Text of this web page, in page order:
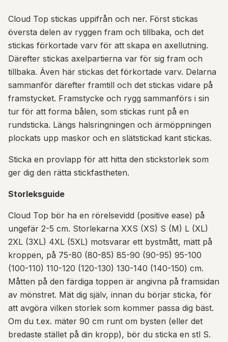
Cloud Top stickas uppifrån och ner. Först stickas
översta delen av ryggen fram och tillbaka, och det
stickas förkortade varv för att skapa en axellutning.
Därefter stickas axelpartierna var för sig fram och
tillbaka. Även här stickas det förkortade varv. Delarna
sammanför därefter framtill och det stickas vidare på
framstycket. Framstycke och rygg sammanförs i sin
tur för att forma bålen, som stickas runt på en
rundsticka. Längs halsringningen och ärmöppningen
plockats upp maskor och en slätstickad kant stickas.
Sticka en provlapp för att hitta den stickstorlek som
ger dig den rätta stickfastheten.
Storleksguide
Cloud Top bör ha en rörelsevidd (positive ease) på
ungefär 2-5 cm. Storlekarna XXS (XS) S (M) L (XL)
2XL (3XL) 4XL (5XL) motsvarar ett bystmått, mätt på
kroppen, på 75-80 (80-85) 85-90 (90-95) 95-100
(100-110) 110-120 (120-130) 130-140 (140-150) cm.
Måtten på den färdiga toppen är angivna på framsidan
av mönstret. Mät dig själv, innan du börjar sticka, för
att avgöra vilken storlek som kommer passa dig bäst.
Om du t.ex. mäter 90 cm runt om bysten (eller det
bredaste stället på din kropp), bör du sticka en stl S.